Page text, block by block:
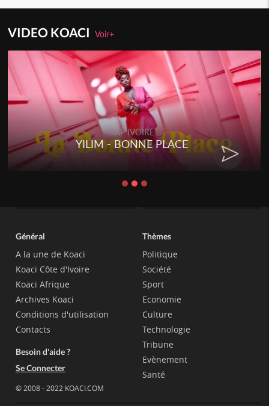
VIDEO KOACIVoir+
RAP IVOIRE
YILIM - BONNE PLACE
Général
A la une de Koaci
Koaci Côte d'Ivoire
Koaci Afrique
Archives Koaci
Conditions d'utilisation
Contacts
Besoin d'aide ?
Se Connecter
© 2008 - 2022 KOACI.COM
Thèmes
Politique
Société
Sport
Economie
Culture
Technologie
Tribune
Evènement
Santé